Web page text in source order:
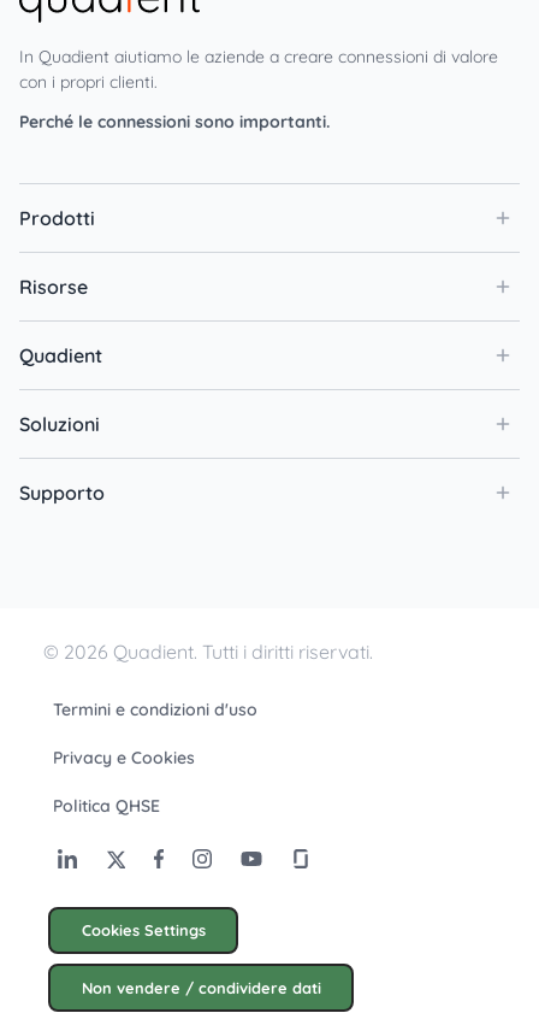
In Quadient aiutiamo le aziende a creare connessioni di valore
con i propri clienti.
Perché le connessioni sono importanti.
Prodotti
Risorse
Quadient
Soluzioni
Supporto
© 2026 Quadient. Tutti i diritti riservati.
Termini e condizioni d'uso
Privacy e Cookies
Politica QHSE
Cookies Settings
Non vendere / condividere dati